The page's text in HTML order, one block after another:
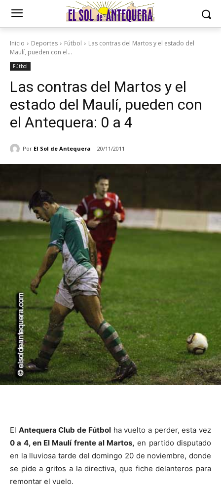
Inicio Deportes Fútbol
Las contras del Martos y el estado del
Maulí, pueden con el...
Fútbol
Las contras del Martos y el
estado del Maulí, pueden con
el Antequera: 0 a 4
Por El Sol de Antequera 20/11/2011
El Antequera Club de Fútbolha vuelto a perder, esta vez
0 a 4, en El Maulí frente al Martos, en partido disputado
en la lluviosa tarde del domingo 20 de noviembre, donde
se pide a gritos a la directiva, que fiche delanteros para
remontar el vuelo.